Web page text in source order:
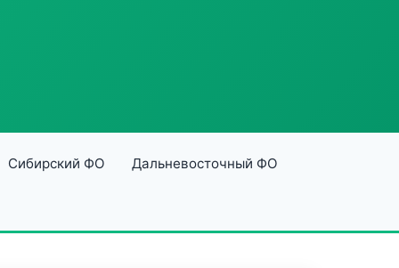
Сибирский ФО Дальневосточный ФО